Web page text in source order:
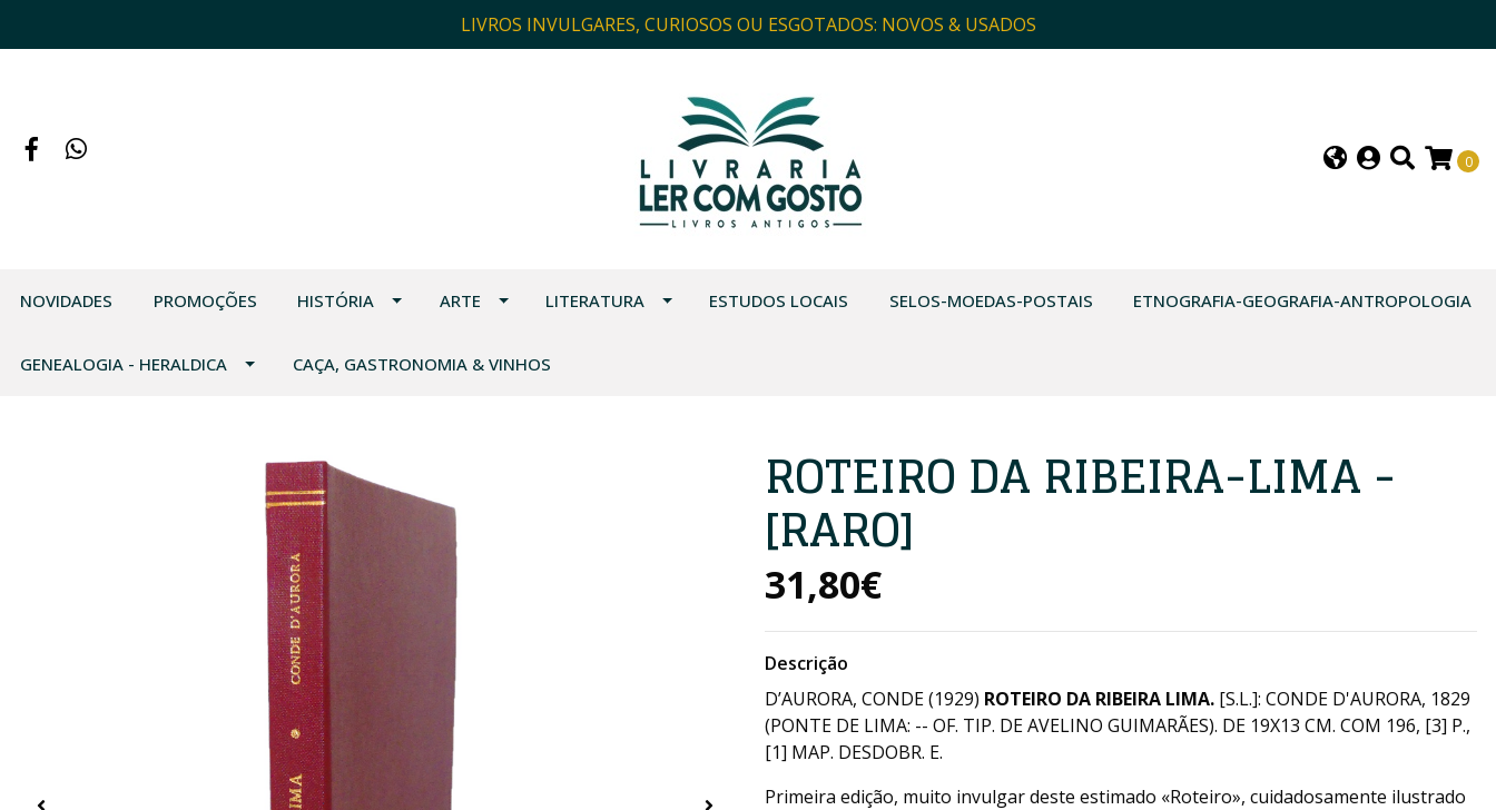
LIVROS INVULGARES, CURIOSOS OU ESGOTADOS: NOVOS & USADOS
0
NOVIDADES PROMOÇÕES HISTÓRIA ARTE LITERATURA ESTUDOS LOCAIS SELOS-MOEDAS-POSTAIS ETNOGRAFIA-GEOGRAFIA-ANTROPOLOGIA
GENEALOGIA - HERALDICA CAÇA, GASTRONOMIA & VINHOS
ROTEIRO DA RIBEIRA-LIMA -
[RARO]
31,80€
Descrição
D’AURORA, CONDE (1929) ROTEIRO DA RIBEIRA LIMA. [S.L.]: CONDE D'AURORA, 1829
(PONTE DE LIMA: -- OF. TIP. DE AVELINO GUIMARÃES). DE 19X13 CM. COM 196, [3] P.,
[1] MAP. DESDOBR. E.
Primeira edição, muito invulgar deste estimado «Roteiro», cuidadosamente ilustrado